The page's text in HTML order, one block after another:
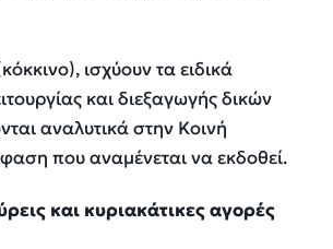
ισχύουν τα ειδικά
και διεξαγωγής δικών
αναλυτικά στην Κοινή
που αναμένεται να εκδοθεί.
και κυριακάτικες αγορές